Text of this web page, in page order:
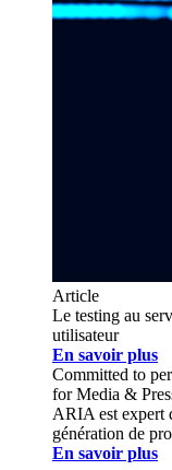
Article
Le testing au
utilisateur
En savoir plus
Committed to
for Media &
ARIA est expert
génération de
En savoir plus